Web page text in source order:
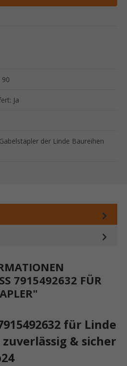
Ja
der Linde Baureihen
7915492632 FÜR
für Linde
& sicher